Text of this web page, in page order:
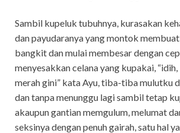
Sambil kupeluk tubuhnya, kurasakan
dan payudaranya yang montok
bangkit dan mulai membesar dengan
menyesakkan celana yang kupakai,
merah gini” kata Ayu, tiba-tiba mulutku
dan tanpa menunggu lagi sambil tetap
akaupun gantian memgulum, melumat
seksinya dengan penuh gairah, satu hal